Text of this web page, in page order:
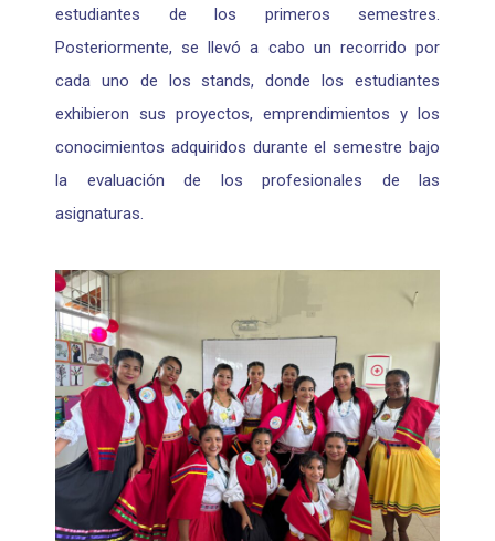
estudiantes de los primeros semestres.
Posteriormente, se llevó a cabo un recorrido por
cada uno de los stands, donde los estudiantes
exhibieron sus proyectos, emprendimientos y los
conocimientos adquiridos durante el semestre bajo
la evaluación de los profesionales de las
asignaturas.